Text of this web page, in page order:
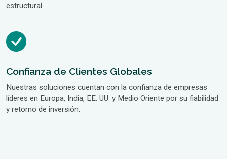
estructural.
Confianza de Clientes Globales
Nuestras soluciones cuentan con la confianza de empresas
líderes en Europa, India, EE. UU. y Medio Oriente por su fiabilidad
y retorno de inversión.